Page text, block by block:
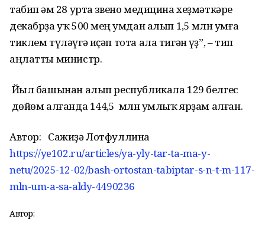
табип һәм 28 урта звено медицина хеҙмәткәре
декабрҙа уҡ 500 мең һумдан алып 1,5 млн һумға
тиклем түләүгә иҫәп тота ала тигән һүҙ”, – тип
аңлатты министр.
Йыл башынан алып республикала 129 белгес
дөйөм алғанда 144,5 млн һумлыҡ ярҙам алған.
Автор: Сажиҙә Лотфуллина
https://ye102.ru/articles/ya-yly-tar-ta-ma-y-
netu/2025-12-02/bash-ortostan-tabiptar-s-n-t-m-117-
mln-um-a-sa-aldy-4490236
Автор: